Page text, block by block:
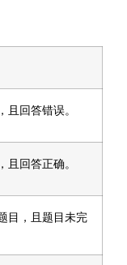
且回答错误。
且回答正确。
目，且题目未完